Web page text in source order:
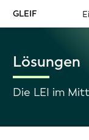
GLEIF
Lösungen
Die LEI im